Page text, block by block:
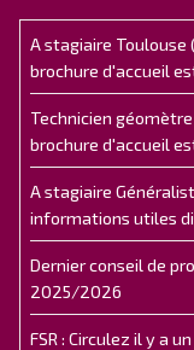
A stagiaire Toulouse
brochure d'accueil
Technicien
brochure d'accueil
A stagiaire
informations utiles
Dernier conseil de
2025/2026
FSR : Circulez il y a